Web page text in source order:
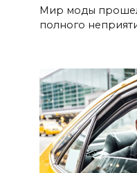
Мир моды
полного